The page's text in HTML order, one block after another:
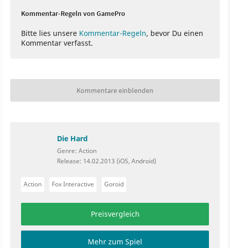
Kommentar-Regeln von GamePro
Bitte lies unsere Kommentar-Regeln, bevor Du einen
Kommentar verfasst.
Kommentare einblenden
Die Hard
Genre: Action
Release: 14.02.2013 (iOS, Android)
Action Fox Interactive Goroid
Preisvergleich
Mehr zum Spiel